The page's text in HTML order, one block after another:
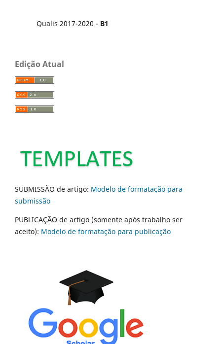
Qualis 2017-2020 - B1
Edição Atual
SUBMISSÃO de artigo: Modelo de formatação para
submissão
PUBLICAÇÃO de artigo (somente após trabalho ser
aceito): Modelo de formatação para publicação